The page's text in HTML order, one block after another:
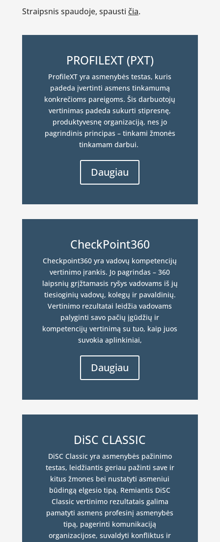
Straipsnis spaudoje, spausti čia.
PROFILEXT (PXT)
ProfileXT yra asmenybės testas, kuris
padeda įvertinti asmens tinkamumą
konkrečioms pareigoms. Šis darbuotojų
vertinimas padeda sukurti stipresnę,
produktyvesnę organizaciją, nes jo
pagrindinis principas – tinkami žmonės
tinkamam darbui.
Daugiau
CheckPoint360
Checkpoint360 yra vadovų kompetencijų
vertinimo įrankis. Jo pagrindas – 360
laipsnių grįžtamasis ryšys vadovams iš jų
tiesioginių vadovų, kolegų ir pavaldinių.
Vertinimo rezultatai leidžia vadovams
palyginti savo pačių įgūdžių ir
kompetencijų vertinimą su tuo, kaip juos
suvokia aplinkiniai,
Daugiau
DiSC CLASSIC
DiSC Classic yra asmenybės pažinimo
testas, leidžiantis geriau pažinti save ir
kitus žmones bei nustatyti asmeniui
būdingą elgesio tipą. Remiantis DiSC
Classic vertinimo rezultatais galima
pamatyti asmens profesinį asmenybės
tipą, pagerinti komunikaciją
organizacijose, suvaldyti konfliktus ir